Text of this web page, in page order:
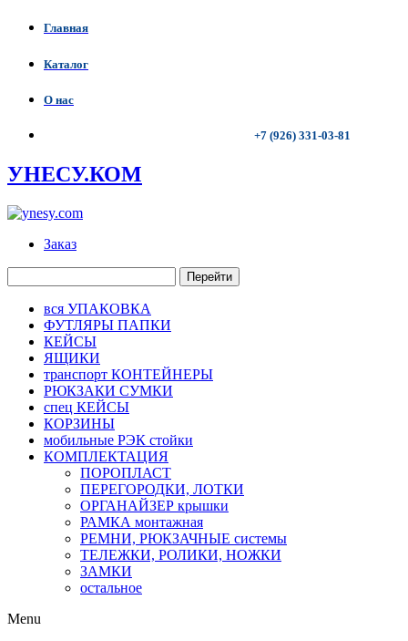
Главная
Каталог
О нас
+7 (926) 331-03-81
УНЕСУ.КОМ
Заказ
Перейти
вся УПАКОВКА
ФУТЛЯРЫ ПАПКИ
КЕЙСЫ
ЯЩИКИ
транспорт КОНТЕЙНЕРЫ
РЮКЗАКИ СУМКИ
спец КЕЙСЫ
КОРЗИНЫ
мобильные РЭК стойки
КОМПЛЕКТАЦИЯ
ПОРОПЛАСТ
ПЕРЕГОРОДКИ, ЛОТКИ
ОРГАНАЙЗЕР крышки
РАМКА монтажная
РЕМНИ, РЮКЗАЧНЫЕ системы
ТЕЛЕЖКИ, РОЛИКИ, НОЖКИ
ЗАМКИ
остальное
Menu